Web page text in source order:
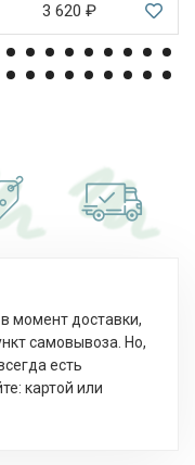
3 620 ₽
момент доставки,
самовывоза. Но,
есть
картой или